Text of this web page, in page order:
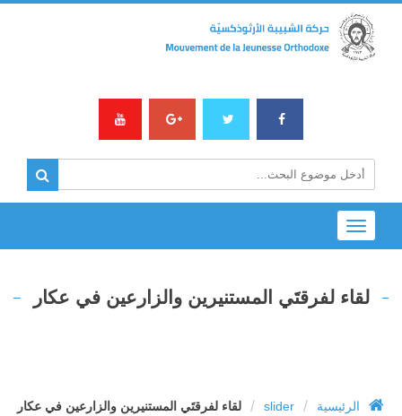
Toggle
navigation
لقاء لفرقتَي المستنيرين والزارعين في عكار
الرئيسية /
slider
/ لقاء لفرقتَي المستنيرين والزارعين في عكار